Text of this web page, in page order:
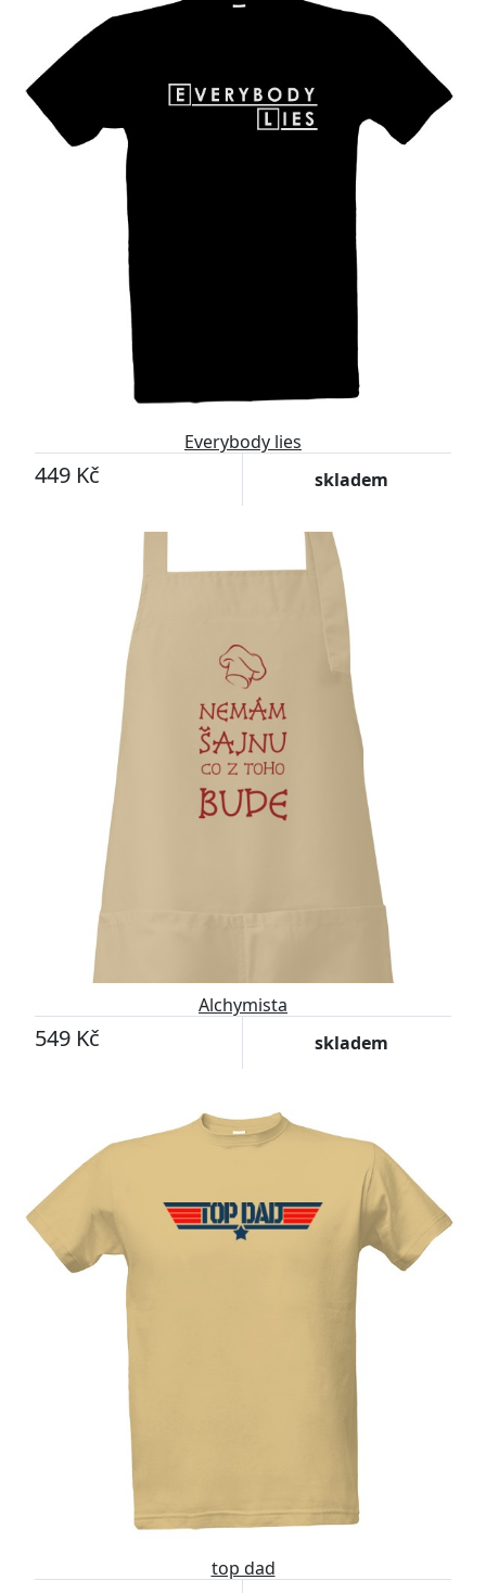
Everybody lies
449 Kč skladem
Alchymista
549 Kč skladem
top dad